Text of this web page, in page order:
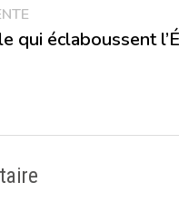
précédente :
qui éclaboussent